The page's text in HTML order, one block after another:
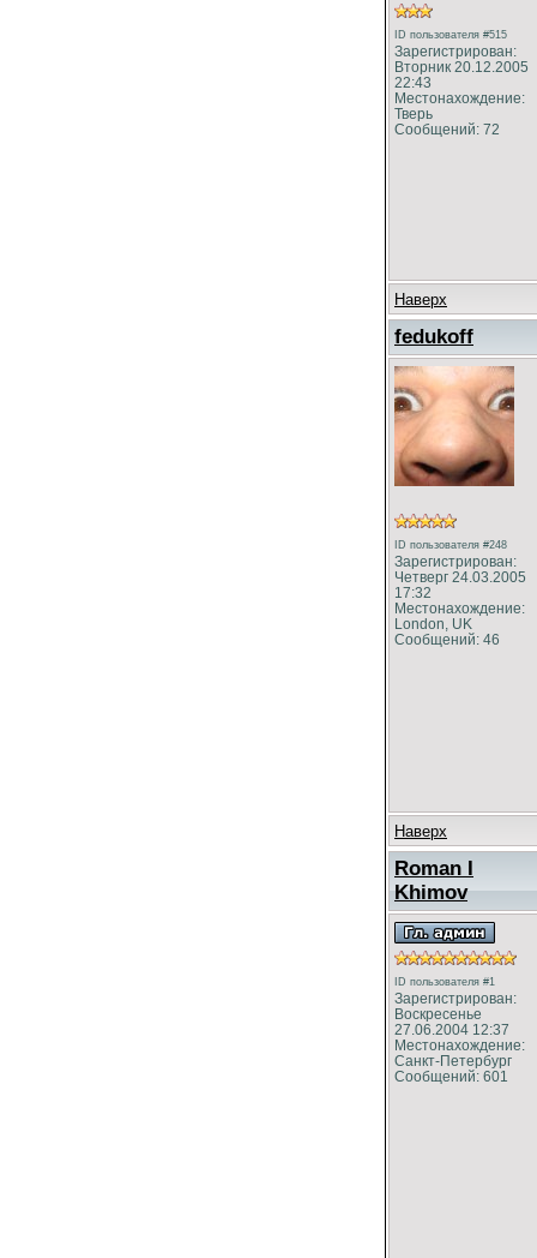
ID пользователя #515
Зарегистрирован:
Вторник 20.12.2005
22:43
Местонахождение:
Тверь
Сообщений: 72
Наверх
fedukoff
ID пользователя #248
Зарегистрирован:
Четверг 24.03.2005
17:32
Местонахождение:
London, UK
Сообщений: 46
Наверх
Roman I
Khimov
ID пользователя #1
Зарегистрирован:
Воскресенье
27.06.2004 12:37
Местонахождение:
Санкт-Петербург
Сообщений: 601